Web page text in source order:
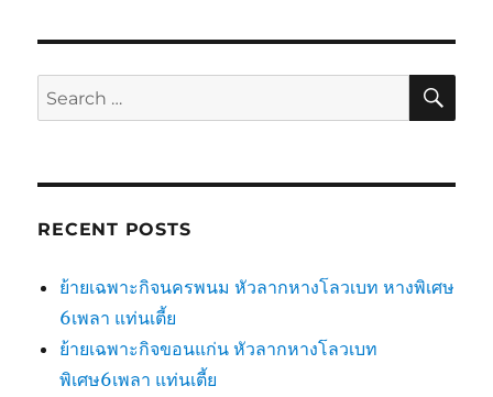
Search
for:
RECENT POSTS
ย้ายเฉพาะกิจนครพนม หัวลากหางโลวเบท หางพิเศษ
6เพลา แท่นเตี้ย
ย้ายเฉพาะกิจขอนแก่น หัวลากหางโลวเบท
พิเศษ6เพลา แท่นเตี้ย